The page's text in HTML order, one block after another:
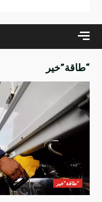
“طاقة”خير
"طاقة"خير